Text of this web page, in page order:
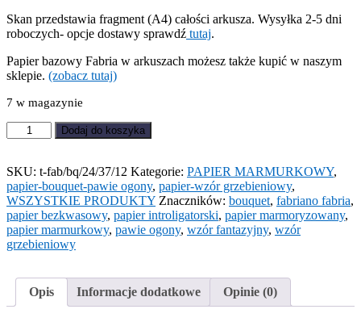
Skan przedstawia fragment (A4) całości arkusza. Wysyłka 2-5 dni
roboczych- opcje dostawy sprawdź tutaj.
Papier bazowy Fabria w arkuszach możesz także kupić w naszym
sklepie. (zobacz tutaj)
7 w magazynie
ilość
Papier
Kolorowa
Wiosna
bouquet
Dodaj do koszyka
SKU: t-fab/bq/24/37/12 Kategorie: PAPIER MARMURKOWY,
papier-bouquet-pawie ogony, papier-wzór grzebieniowy,
WSZYSTKIE PRODUKTY Znaczników: bouquet, fabriano fabria,
papier bezkwasowy, papier introligatorski, papier marmoryzowany,
papier marmurkowy, pawie ogony, wzór fantazyjny, wzór
grzebieniowy
Opis Informacje dodatkowe Opinie (0)